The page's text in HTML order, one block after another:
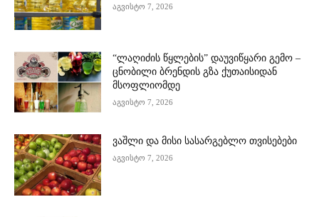
აგვისტო 7, 2026
“ლაღიძის წყლების” დაუვიწყარი გემო –
ცნობილი ბრენდის გზა ქუთაისიდან
მსოფლიომდე
აგვისტო 7, 2026
ვაშლი და მისი სასარგებლო თვისებები
აგვისტო 7, 2026